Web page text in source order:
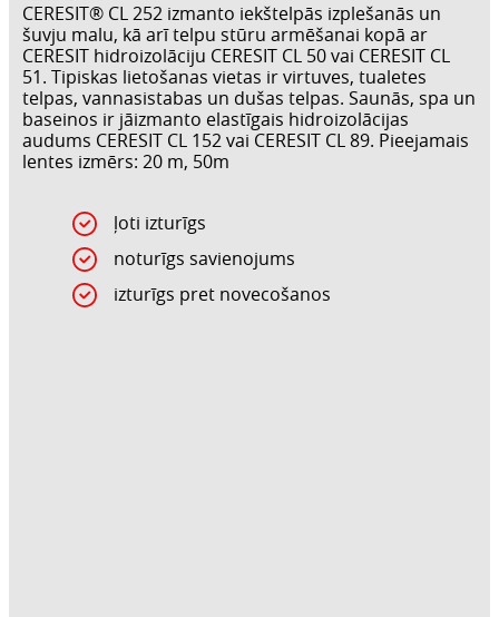
CERESIT® CL 252 izmanto iekštelpās izplešanās un
šuvju malu, kā arī telpu stūru armēšanai kopā ar
CERESIT hidroizolāciju CERESIT CL 50 vai CERESIT CL
51. Tipiskas lietošanas vietas ir virtuves, tualetes
telpas, vannasistabas un dušas telpas. Saunās, spa un
baseinos ir jāizmanto elastīgais hidroizolācijas
audums CERESIT CL 152 vai CERESIT CL 89. Pieejamais
lentes izmērs: 20 m, 50m
ļoti izturīgs
noturīgs savienojums
izturīgs pret novecošanos